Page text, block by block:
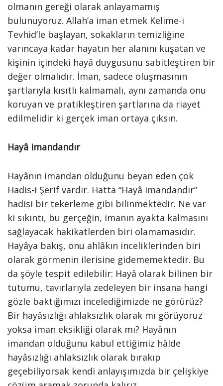
olmanın gereği olarak anlayamamış
bulunuyoruz. Allah’a iman etmek Kelime-i
Tevhid’le başlayan, sokakların temizliğine
varıncaya kadar hayatın her alanını kuşatan ve
kişinin içindeki hayâ duygusunu sabitleştiren bir
değer olmalıdır. İman, sadece oluşmasının
şartlarıyla kısıtlı kalmamalı, aynı zamanda onu
koruyan ve pratikleştiren şartlarına da riayet
edilmelidir ki gerçek iman ortaya çıksın.
Hayâ imandandır
Hayânın imandan olduğunu beyan eden çok
Hadis-i Şerif vardır. Hatta “Hayâ imandandır”
hadisi bir tekerleme gibi bilinmektedir. Ne var
ki sıkıntı, bu gerçeğin, imanın ayakta kalmasını
sağlayacak hakikatlerden biri olamamasıdır.
Hayâya bakış, onu ahlâkın inceliklerinden biri
olarak görmenin ilerisine gidememektedir. Bu
da şöyle tespit edilebilir: Hayâ olarak bilinen bir
tutumu, tavırlarıyla zedeleyen bir insana hangi
gözle baktığımızı incelediğimizde ne görürüz?
Bir hayâsızlığı ahlaksızlık olarak mı görüyoruz
yoksa iman eksikliği olarak mı? Hayânın
imandan olduğunu kabul ettiğimiz hâlde
hayâsızlığı ahlaksızlık olarak bırakıp
geçebiliyorsak kendi anlayışımızda bir çelişkiye